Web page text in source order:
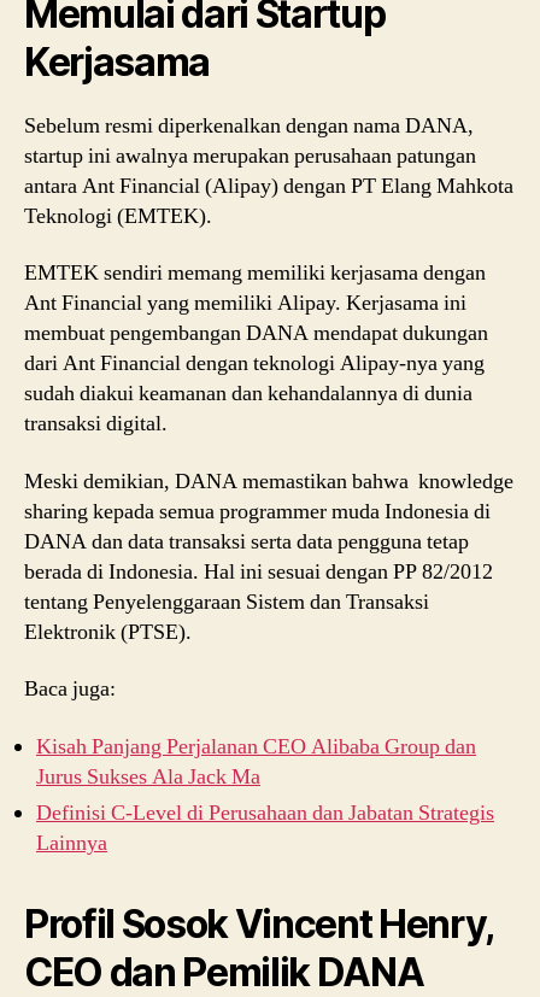
Memulai dari Startup
Kerjasama
Sebelum resmi diperkenalkan dengan nama DANA,
startup ini awalnya merupakan perusahaan patungan
antara Ant Financial (Alipay) dengan PT Elang Mahkota
Teknologi (EMTEK).
EMTEK sendiri memang memiliki kerjasama dengan
Ant Financial yang memiliki Alipay. Kerjasama ini
membuat pengembangan DANA mendapat dukungan
dari Ant Financial dengan teknologi Alipay-nya yang
sudah diakui keamanan dan kehandalannya di dunia
transaksi digital.
Meski demikian, DANA memastikan bahwa knowledge
sharing kepada semua programmer muda Indonesia di
DANA dan data transaksi serta data pengguna tetap
berada di Indonesia. Hal ini sesuai dengan PP 82/2012
tentang Penyelenggaraan Sistem dan Transaksi
Elektronik (PTSE).
Baca juga:
Kisah Panjang Perjalanan CEO Alibaba Group dan
Jurus Sukses Ala Jack Ma
Definisi C-Level di Perusahaan dan Jabatan Strategis
Lainnya
Profil Sosok Vincent Henry,
CEO dan Pemilik DANA